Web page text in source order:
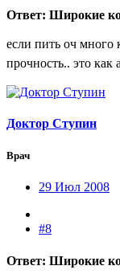
Ответ: Широкие
если пить оч много
прочность.. это как
Доктор Ступин
Врач
29 Июл 2008
#8
Ответ: Широкие